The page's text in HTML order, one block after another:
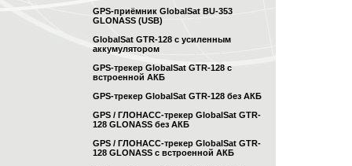
GPS-приёмник GlobalSat BU-353
GLONASS (USB)
GlobalSat GTR-128 с усиленным
аккумулятором
GPS-трекер GlobalSat GTR-128 с
встроенной АКБ
GPS-трекер GlobalSat GTR-128 без АКБ
GPS / ГЛОНАСС-трекер GlobalSat GTR-
128 GLONASS без АКБ
GPS / ГЛОНАСС-трекер GlobalSat GTR-
128 GLONASS с встроенной АКБ